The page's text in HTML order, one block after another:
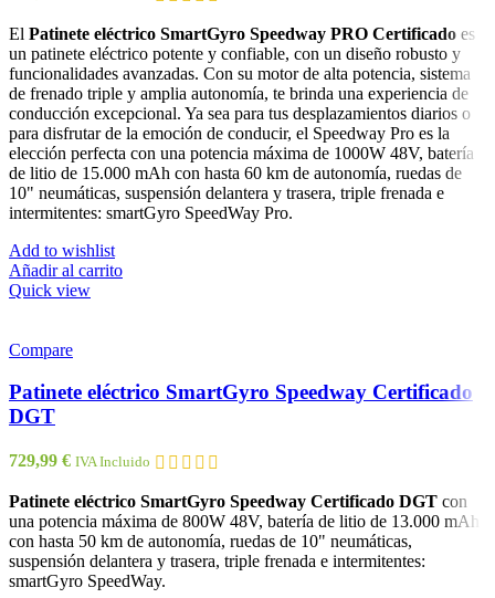
El Patinete eléctrico SmartGyro Speedway PRO Certificado es
un patinete eléctrico potente y confiable, con un diseño robusto y
funcionalidades avanzadas. Con su motor de alta potencia, sistema
de frenado triple y amplia autonomía, te brinda una experiencia de
conducción excepcional. Ya sea para tus desplazamientos diarios o
para disfrutar de la emoción de conducir, el Speedway Pro es la
elección perfecta con una potencia máxima de 1000W 48V, batería
de litio de 15.000 mAh con hasta 60 km de autonomía, ruedas de
10" neumáticas, suspensión delantera y trasera, triple frenada e
intermitentes: smartGyro SpeedWay Pro.
Add to wishlist
Añadir al carrito
Quick view
Compare
Patinete eléctrico SmartGyro Speedway Certificado
DGT
729,99 € IVA Incluido
Patinete eléctrico SmartGyro Speedway Certificado DGT con
una potencia máxima de 800W 48V, batería de litio de 13.000 mAh
con hasta 50 km de autonomía, ruedas de 10" neumáticas,
suspensión delantera y trasera, triple frenada e intermitentes:
smartGyro SpeedWay.